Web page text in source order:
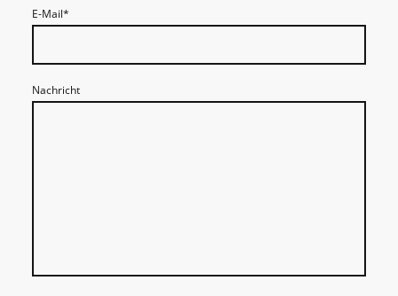
E-Mail*
Nachricht